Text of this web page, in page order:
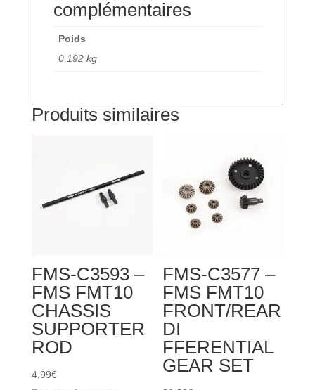
complémentaires
Poids
0,192 kg
Produits similaires
FMS-C3593 –
FMS FMT10
CHASSIS
SUPPORTER
ROD
4,99€
FMS-C3577 –
FMS FMT10
FRONT/REAR
DI
FFERENTIAL
GEAR SET